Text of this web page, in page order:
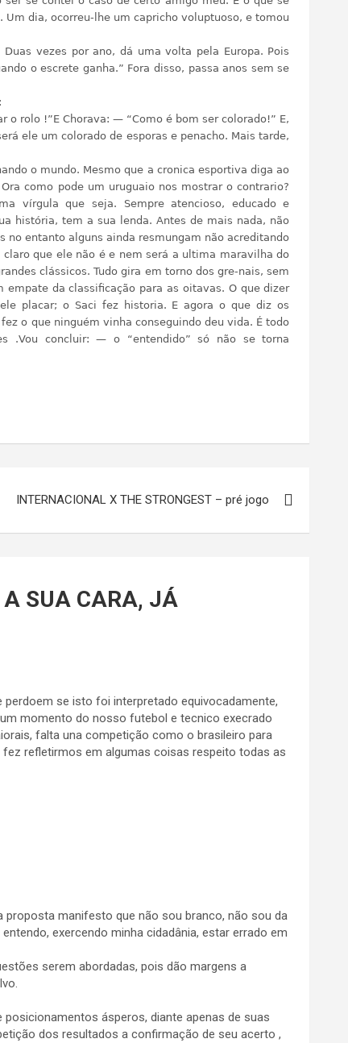
dia, ocorreu-lhe um capricho voluptuoso, e tomou
vezes por ano, dá uma volta pela Europa. Pois
o escrete ganha.” Fora disso, passa anos sem se
o rolo !”E Chorava: — “Como é bom ser colorado!” E,
ele um colorado de esporas e penacho. Mais tarde,
o mundo. Mesmo que a cronica esportiva diga ao
como pode um uruguaio nos mostrar o contrario?
vírgula que seja. Sempre atencioso, educado e
história, tem a sua lenda. Antes de mais nada, não
no entanto alguns ainda resmungam não acreditando
que ele não é e nem será a ultima maravilha do
clássicos. Tudo gira em torno dos gre-nais, sem
da classificação para as oitavas. O que dizer
placar; o Saci fez historia. E agora o que diz os
o que ninguém vinha conseguindo deu vida. É todo
.Vou concluir: — o “entendido” só não se torna
INTERNACIONAL X THE STRONGEST – pré jogo
SUA CARA, JÁ
se isto foi interpretado equivocadamente,
momento do nosso futebol e tecnico execrado
falta una competição como o brasileiro para
refletirmos em algumas coisas respeito todas as
proposta manifesto que não sou branco, não sou da
exercendo minha cidadânia, estar errado em
serem abordadas, pois dão margens a
ásperos, diante apenas de suas
dos resultados a confirmação de seu acerto ,